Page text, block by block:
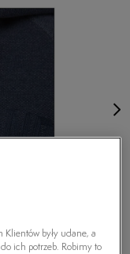
Klientów były udane, a
ich potrzeb. Robimy to